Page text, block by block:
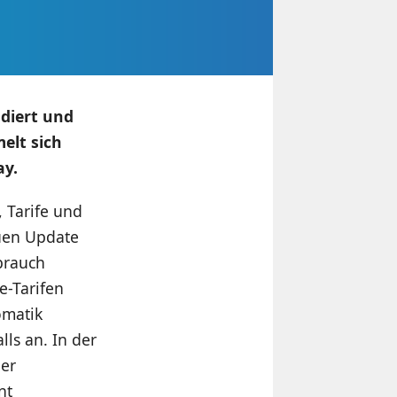
und
sich
Tarife und
Update
Tarifen
an. In der